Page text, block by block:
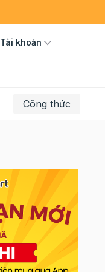
Tài khoản
Công thức